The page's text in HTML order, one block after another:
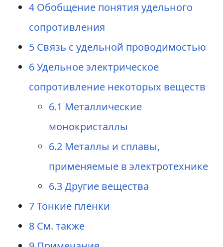
4 Обобщение понятия удельного
сопротивления
5 Связь с удельной проводимостью
6Удельное электрическое
сопротивление некоторых веществ
6.1 Металлические
монокристаллы
6.2 Металлы и сплавы,
применяемые в электротехнике
6.3Другие вещества
7Тонкие плёнки
8 См. также